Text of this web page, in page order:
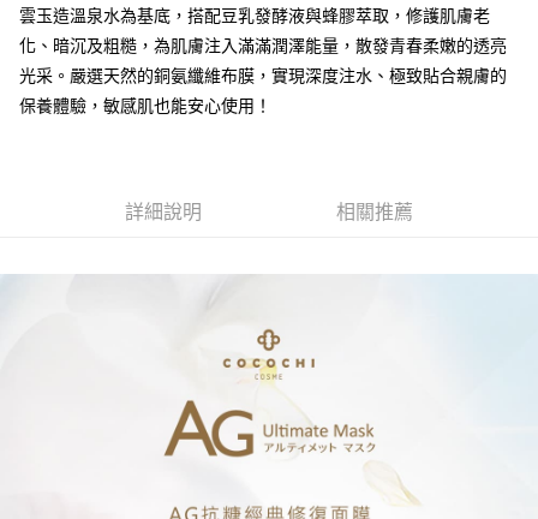
2.透過簡訊連結打開帳單後，可選擇「超商條碼／台灣大直營門市／銀行轉
帳／街口支付／iPASS MONEY」等通路繳費。
【注意事項】
1.本服務係由「台灣大哥大股份有限公司」（以下簡稱本公司）所提供，讓
由本公司與您本人進行分期帳單所需資料之確認、核對及更正。
１．於結帳方式選擇「AFTEE先享後付」後，將跳轉至「AFTEE先享後付」
２．訂單成立數日內，您將收到繳費通知簡訊。
３．收到繳費通知簡訊後14天內，點擊此簡訊中的連結，可透過四大超商／
ATM／網路銀行／等多元方式進行付款，方視為交易完成。
※ 請注意：結帳手續完成當下不需立刻繳費，但若您需要取消訂單，請聯絡
是否繳費成功／繳費後需取消欲退款等相關疑問，請聯繫「AFTEE先享後付
客戶支援中心」 https://netprotections.freshdesk.com/support/home
２．關於個人資料處理事宜，請瀏覽以下網址：
３．未成年的使用者請事先徵得法定代理人或監護人之同意方可使用
「AFTEE先享後付」，若未經同意申辦者引起之損失，本公司不負相關責
４．使用「AFTEE先享後付」時，將依據個別帳號之用戶狀況，依本公司即
時審查核予不同之上限額度；若仍有額度不足之情形，本公司將視審查結果
請求用戶進行身份認證。
付款後7-11取貨
宅配
請自備購物袋，若需購買紙袋可現場詢問
雲玉造溫泉水為基底，搭配豆乳發酵液與蜂膠萃取，修護肌膚老
化、暗沉及粗糙，為肌膚注入滿滿潤澤能量，散發青春柔嫩的透亮
光采。嚴選天然的銅氨纖維布膜，實現深度注水、極致貼合親膚的
保養體驗，敏感肌也能安心使用！
詳細說明 相關推薦